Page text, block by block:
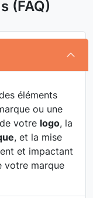
(FAQ)
éléments
ou une
votre logo, la
, et la mise
et impactant
votre marque